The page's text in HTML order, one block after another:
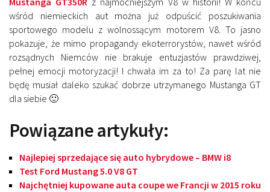
wśród niemieckich aut można już odpuścić poszukiwania
sportowego modelu z wolnossącym motorem V8. To jasno
pokazuje, że mimo propagandy ekoterrorystów, nawet wśród
rozsądnych Niemców nie brakuje entuzjastów prawdziwej,
pełnej emocji motoryzacji! I chwała im za to! Za parę lat nie
będę musiał daleko szukać dobrze utrzymanego Mustanga GT
dla siebie 🙂
Powiązane artykuły:
Najlepiej sprzedające się auto hybrydowe – BMW i8
Test Ford Mustang 5.0 V8 GT
Najchętniej kupowane auta coupe we Francji w 2015 roku